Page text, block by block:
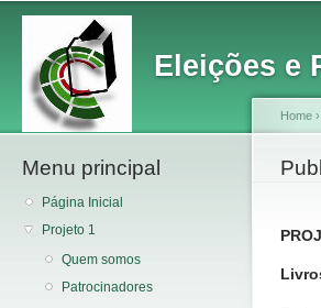
Eleições e
Main menu
Menu principal
Página Inicial
Projeto 1
Quem somos
Patrocinadores
Home ›